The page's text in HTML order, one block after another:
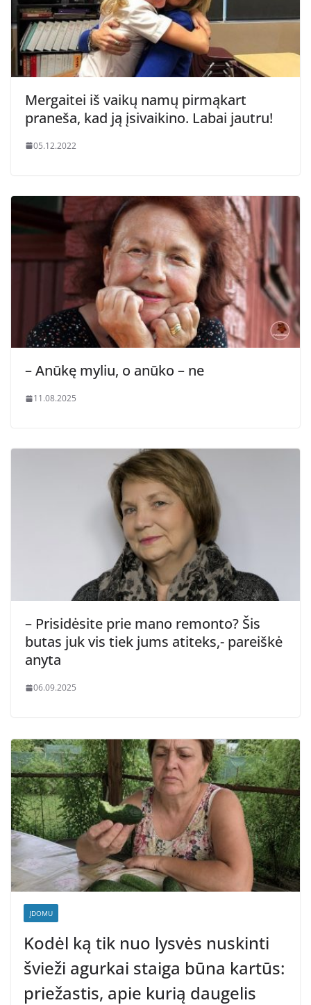
Mergaitei iš vaikų namų pirmąkart
praneša, kad ją įsivaikino. Labai jautru!
05.12.2022
– Anūkę myliu, o anūko – ne
11.08.2025
– Prisidėsite prie mano remonto? Šis
butas juk vis tiek jums atiteks,- pareiškė
anyta
06.09.2025
ĮDOMU
Kodėl ką tik nuo lysvės nuskinti
švieži agurkai staiga būna kartūs:
priežastis, apie kurią daugelis